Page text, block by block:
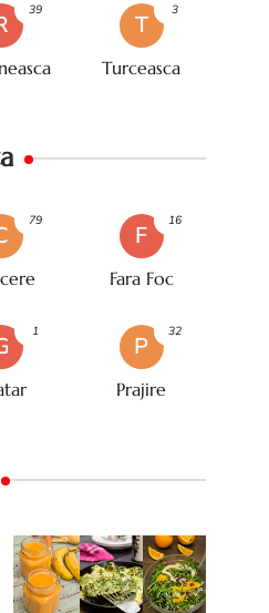
39
T
Turceasca
3
79
F
Fara Foc
16
1
P
Prajire
32